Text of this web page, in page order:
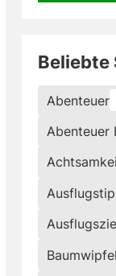
Abenteuer
Abenteuer